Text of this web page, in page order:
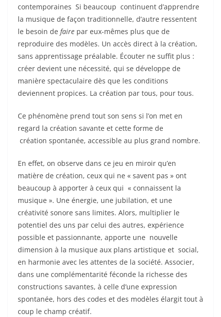
contemporaines Si beaucoup continuent d’apprendre
la musique de façon traditionnelle, d’autre ressentent
le besoin de faire par eux-mêmes plus que de
reproduire des modèles. Un accès direct à la création,
sans apprentissage préalable. Écouter ne suffit plus :
créer devient une nécessité, qui se développe de
manière spectaculaire dès que les conditions
deviennent propices. La création par tous, pour tous.
Ce phénomène prend tout son sens si l’on met en
regard la création savante et cette forme de
création spontanée, accessible au plus grand nombre.
En effet, on observe dans ce jeu en miroir qu’en
matière de création, ceux qui ne « savent pas » ont
beaucoup à apporter à ceux qui « connaissent la
musique ». Une énergie, une jubilation, et une
créativité sonore sans limites. Alors, multiplier le
potentiel des uns par celui des autres, expérience
possible et passionnante, apporte une nouvelle
dimension à la musique aux plans artistique et social,
en harmonie avec les attentes de la société. Associer,
dans une complémentarité féconde la richesse des
constructions savantes, à celle d’une expression
spontanée, hors des codes et des modèles élargit tout à
coup le champ créatif.